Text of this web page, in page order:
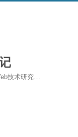
技术研究…